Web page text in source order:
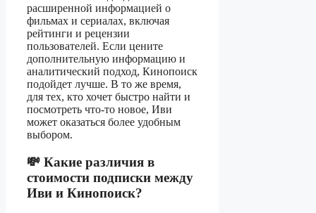
расширенной информацией о
фильмах и сериалах, включая
рейтинги и рецензии
пользователей. Если цените
дополнительную информацию и
аналитический подход, Кинопоиск
подойдет лучше. В то же время,
для тех, кто хочет быстро найти и
посмотреть что-то новое, Иви
может оказаться более удобным
выбором.
💸 Какие различия в
стоимости подписки между
Иви и Кинопоиск?